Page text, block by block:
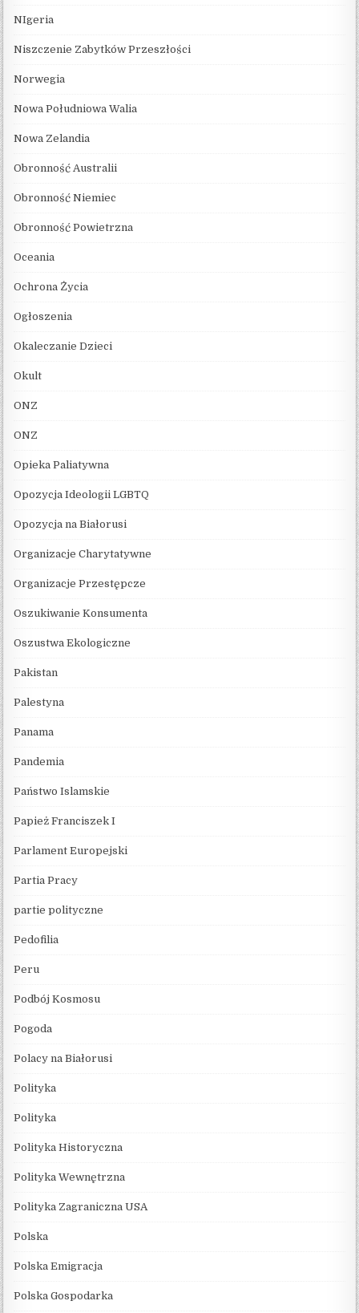
NIgeria
Niszczenie Zabytków Przeszłości
Norwegia
Nowa Południowa Walia
Nowa Zelandia
Obronność Australii
Obronność Niemiec
Obronność Powietrzna
Oceania
Ochrona Życia
Ogłoszenia
Okaleczanie Dzieci
Okult
ONZ
ONZ
Opieka Paliatywna
Opozycja Ideologii LGBTQ
Opozycja na Białorusi
Organizacje Charytatywne
Organizacje Przestępcze
Oszukiwanie Konsumenta
Oszustwa Ekologiczne
Pakistan
Palestyna
Panama
Pandemia
Państwo Islamskie
Papież Franciszek I
Parlament Europejski
Partia Pracy
partie polityczne
Pedofilia
Peru
Podbój Kosmosu
Pogoda
Polacy na Białorusi
Polityka
Polityka
Polityka Historyczna
Polityka Wewnętrzna
Polityka Zagraniczna USA
Polska
Polska Emigracja
Polska Gospodarka